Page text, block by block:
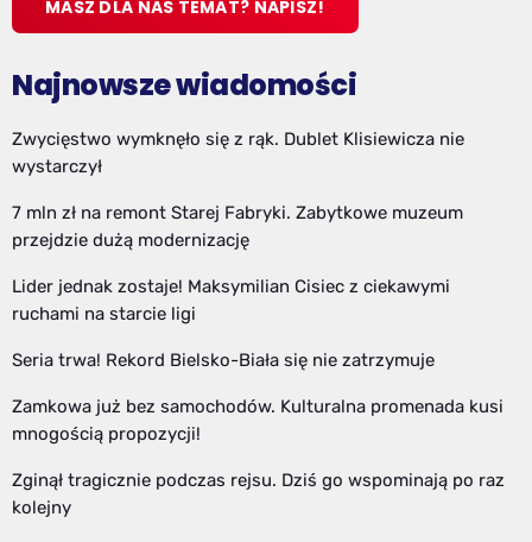
MASZ DLA NAS TEMAT? NAPISZ!
Najnowsze wiadomości
Zwycięstwo wymknęło się z rąk. Dublet Klisiewicza nie
wystarczył
7 mln zł na remont Starej Fabryki. Zabytkowe muzeum
przejdzie dużą modernizację
Lider jednak zostaje! Maksymilian Cisiec z ciekawymi
ruchami na starcie ligi
Seria trwa! Rekord Bielsko-Biała się nie zatrzymuje
Zamkowa już bez samochodów. Kulturalna promenada kusi
mnogością propozycji!
Zginął tragicznie podczas rejsu. Dziś go wspominają po raz
kolejny